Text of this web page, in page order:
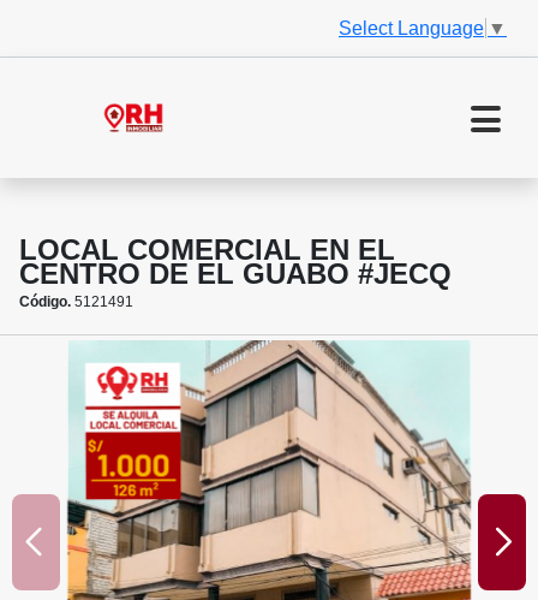
Select Language ▼
LOCAL COMERCIAL EN EL
CENTRO DE EL GUABO #JECQ
Código. 5121491